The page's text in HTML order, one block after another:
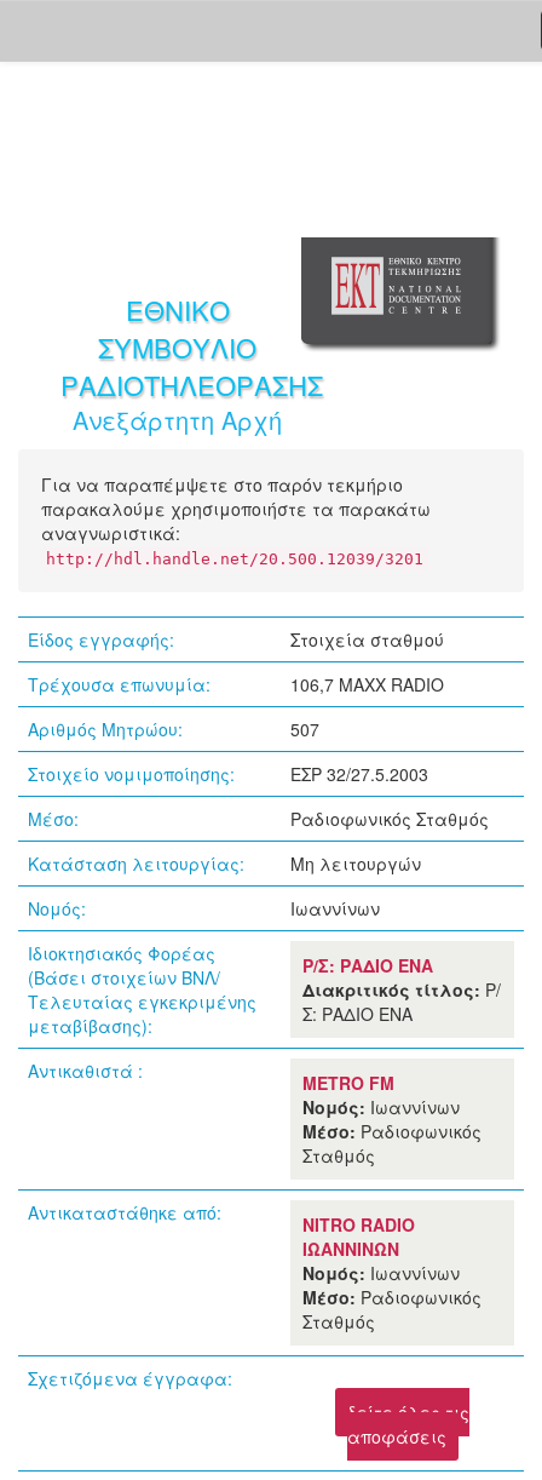
ΕΘΝΙΚΟ
ΣΥΜΒΟΥΛΙΟ
ΡΑΔΙΟΤΗΛΕΟΡΑΣΗΣ
Ανεξάρτητη Αρχή
Για να παραπέμψετε στο παρόν τεκμήριο
παρακαλούμε χρησιμοποιήστε τα παρακάτω
αναγνωριστικά:
http://hdl.handle.net/20.500.12039/3201
Είδος εγγραφής:
Στοιχεία σταθμού
Τρέχουσα επωνυμία:
106,7 MAXX RADIO
Αριθμός Μητρώου:
507
Στοιχείο νομιμοποίησης:
ΕΣΡ 32/27.5.2003
Μέσο:
Ραδιοφωνικός Σταθμός
Κατάσταση λειτουργίας:
Μη λειτουργών
Νομός:
Ιωαννίνων
Ιδιοκτησιακός Φορέας
(Βάσει στοιχείων ΒΝΛ/
Τελευταίας εγκεκριμένης
μεταβίβασης):
Ρ/Σ: ΡΑΔΙΟ ΕΝΑ
Διακριτικός τίτλος: Ρ/
Σ: ΡΑΔΙΟ ΕΝΑ
Αντικαθιστά :
METRO FM
Νομός: Ιωαννίνων
Μέσο: Ραδιοφωνικός
Σταθμός
Αντικαταστάθηκε από:
NITRO RADIO
ΙΩΑΝΝΙΝΩΝ
Νομός: Ιωαννίνων
Μέσο: Ραδιοφωνικός
Σταθμός
Σχετιζόμενα έγγραφα:
δείτε όλες τις
αποφάσεις